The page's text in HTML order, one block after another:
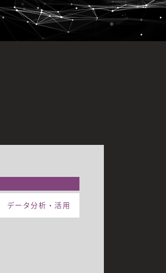
データ分析・活用